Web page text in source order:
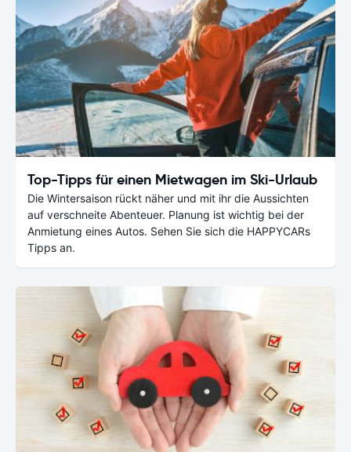
Top-Tipps für einen Mietwagen im Ski-Urlaub
Die Wintersaison rückt näher und mit ihr die Aussichten
auf verschneite Abenteuer. Planung ist wichtig bei der
Anmietung eines Autos. Sehen Sie sich die HAPPYCARs
Tipps an.